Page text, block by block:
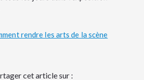
rendre les arts de la scène
cet article sur :